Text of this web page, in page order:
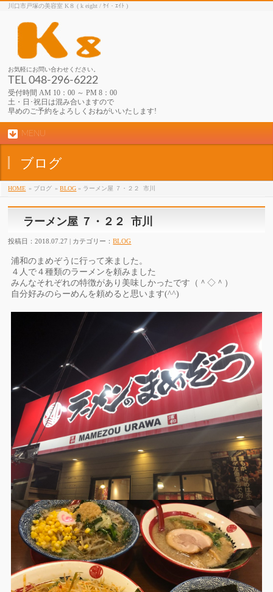
川口市戸塚の美容室 K８ ( k eight / ｹｲ・ｴｲﾄ )
お気軽にお問い合わせください。
TEL 048-296-6222
受付時間 AM 10：00 ～ PM 8：00
土・日･祝日は混み合いますので
早めのご予約をよろしくおねがいいたします!
MENU
ブログ
HOME » ブログ »BLOG » ラーメン屋 ７・２２ 市川
ラーメン屋 ７・２２ 市川
投稿日：2018.07.27 | カテゴリー：BLOG
浦和のまめぞうに行って来ました。
４人で４種類のラーメンを頼みました
みんなそれぞれの特徴があり美味しかったです（＾◇＾）
自分好みのらーめんを頼めると思います(^^)